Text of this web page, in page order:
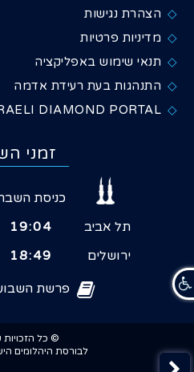
הצהרת נגישות
מדיניות פרטיות
תנאי שימוש באפליקציה
התנהגות בעת רעידת אדמה
DIAMOND PORTAL
זמני
כניסת
תל אביב
19:04
ירושלים
18:49
פרשת
© כל הזכויות
לבורסת היהלומים